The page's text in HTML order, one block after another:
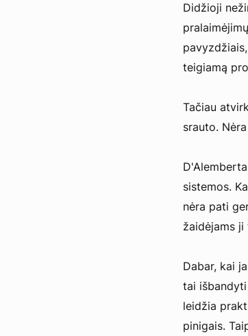
Didžioji
teigiamą
Tačiau
srauto.
sistemos.
nėra pati
žaidėjams
Dabar, kai
tai
leidžia
pinigais.